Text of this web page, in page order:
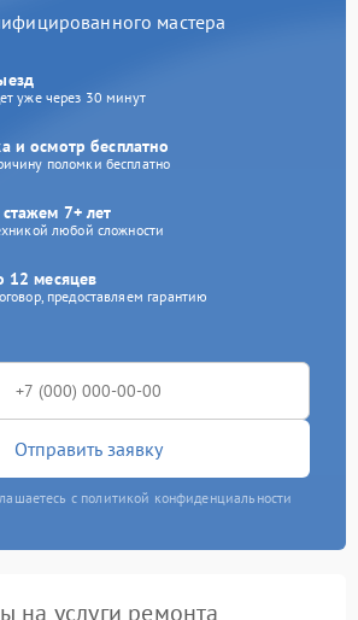
мастера
уже через 30 минут
и осмотр бесплатно
поломки бесплатно
7+ лет
любой сложности
12 месяцев
предоставляем гарантию
Отправить заявку
с политикой конфиденциальности
на услуги ремонта